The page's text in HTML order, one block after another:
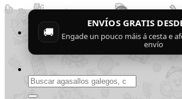
Skip
content
🚚
ENVÍOS GRATIS
Engade un pouco máis á cesta e
envío
Buscar
por: